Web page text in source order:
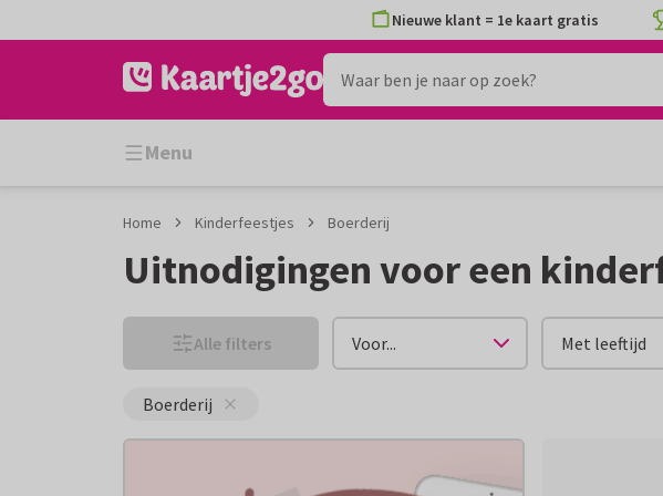
naar
naar
Nieuwe klant = 1e kaart gratis
Menu
Home Kinderfeestjes Boerderij
Uitnodigingen voor een
Alle filters Voor... Met leeftijd
Boerderij